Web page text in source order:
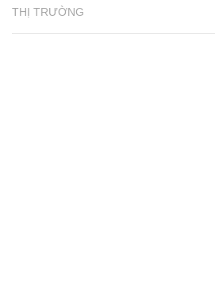
THỊ TRƯỜNG